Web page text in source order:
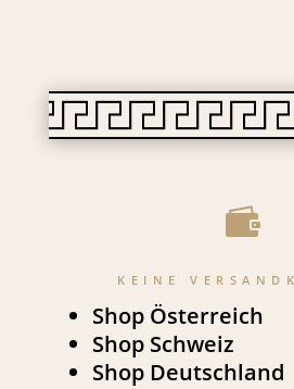

KEINE
Shop Österreich
Shop Schweiz
Shop Deutschland